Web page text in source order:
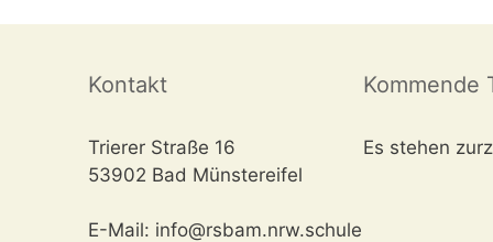
Kontakt
Trierer Straße 16
53902 Bad Münstereifel
E-Mail: info@rsbam.nrw.schule
Kommende
Es stehen